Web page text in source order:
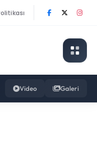
Video Galeri